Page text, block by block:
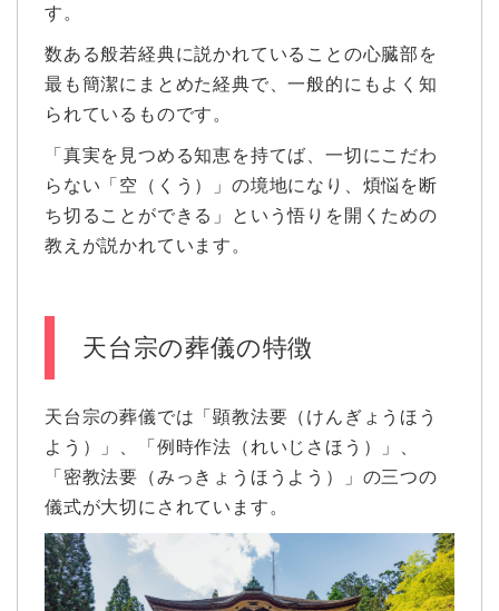
す。
数ある般若経典に説かれていることの心臓部を
最も簡潔にまとめた経典で、一般的にもよく知
られているものです。
「真実を見つめる知恵を持てば、一切にこだわ
らない「空（くう）」の境地になり、煩悩を断
ち切ることができる」という悟りを開くための
教えが説かれています。
天台宗の葬儀の特徴
天台宗の葬儀では「顕教法要（けんぎょうほう
よう）」、「例時作法（れいじさほう）」、
「密教法要（みっきょうほうよう）」の三つの
儀式が大切にされています。